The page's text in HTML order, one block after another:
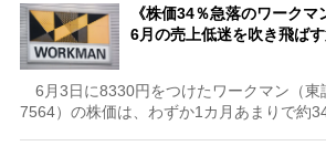
《株価34％急落のワークマ
6月の売上低迷を吹き飛ば
6月3日に8330円をつけたワークマン（東
7564）の株価は、わずか1カ月あまりで約